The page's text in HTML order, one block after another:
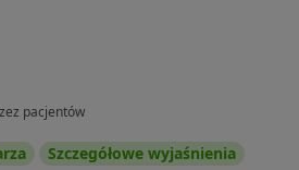
pacjentów
Szczegółowe wyjaśnienia